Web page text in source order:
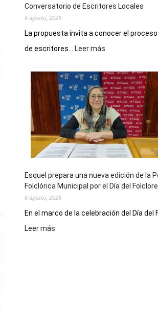
Conversatorio de Escritores Locales
6 agosto, 2026
La propuesta invita a conocer el
de escritores...
Leer más
Municipal
celebra
sus
90
años
con
un
Conversatorio
Escritores
Locales
Esquel prepara una nueva edición de la
Folclórica Municipal por el Día del Folclore
6 agosto, 2026
En el marco de la celebración del Día del
Leer más